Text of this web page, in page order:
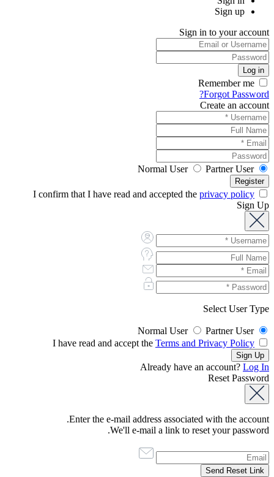
Sign up
Sign in to your account
Forgot Password?
Create an account
Normal User Partner User
privacy policy
Sign Up
Select User Type
Normal User
Partner User
Terms and Privacy Policy
Already have an account? Log In
Reset Password
Enter the e-mail address associated with the account.
We'll e-mail a link to reset your password.